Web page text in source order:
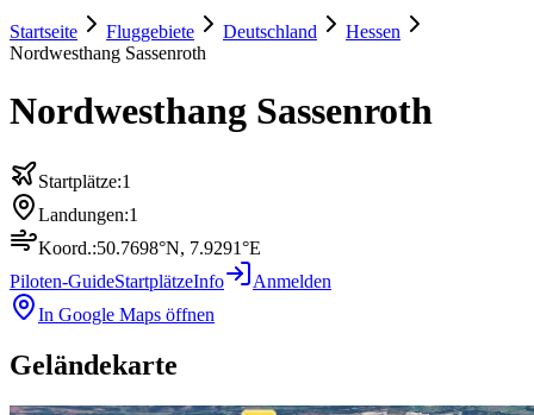
Startseite Fluggebiete Deutschland
Hessen
Nordwesthang Sassenroth
Nordwesthang Sassenroth
Startplätze:1
Landungen:1
Koord.:50.7698°N, 7.9291°E
Piloten-GuideStartplätzeInfo
Anmelden
In Google Maps öffnen
Geländekarte